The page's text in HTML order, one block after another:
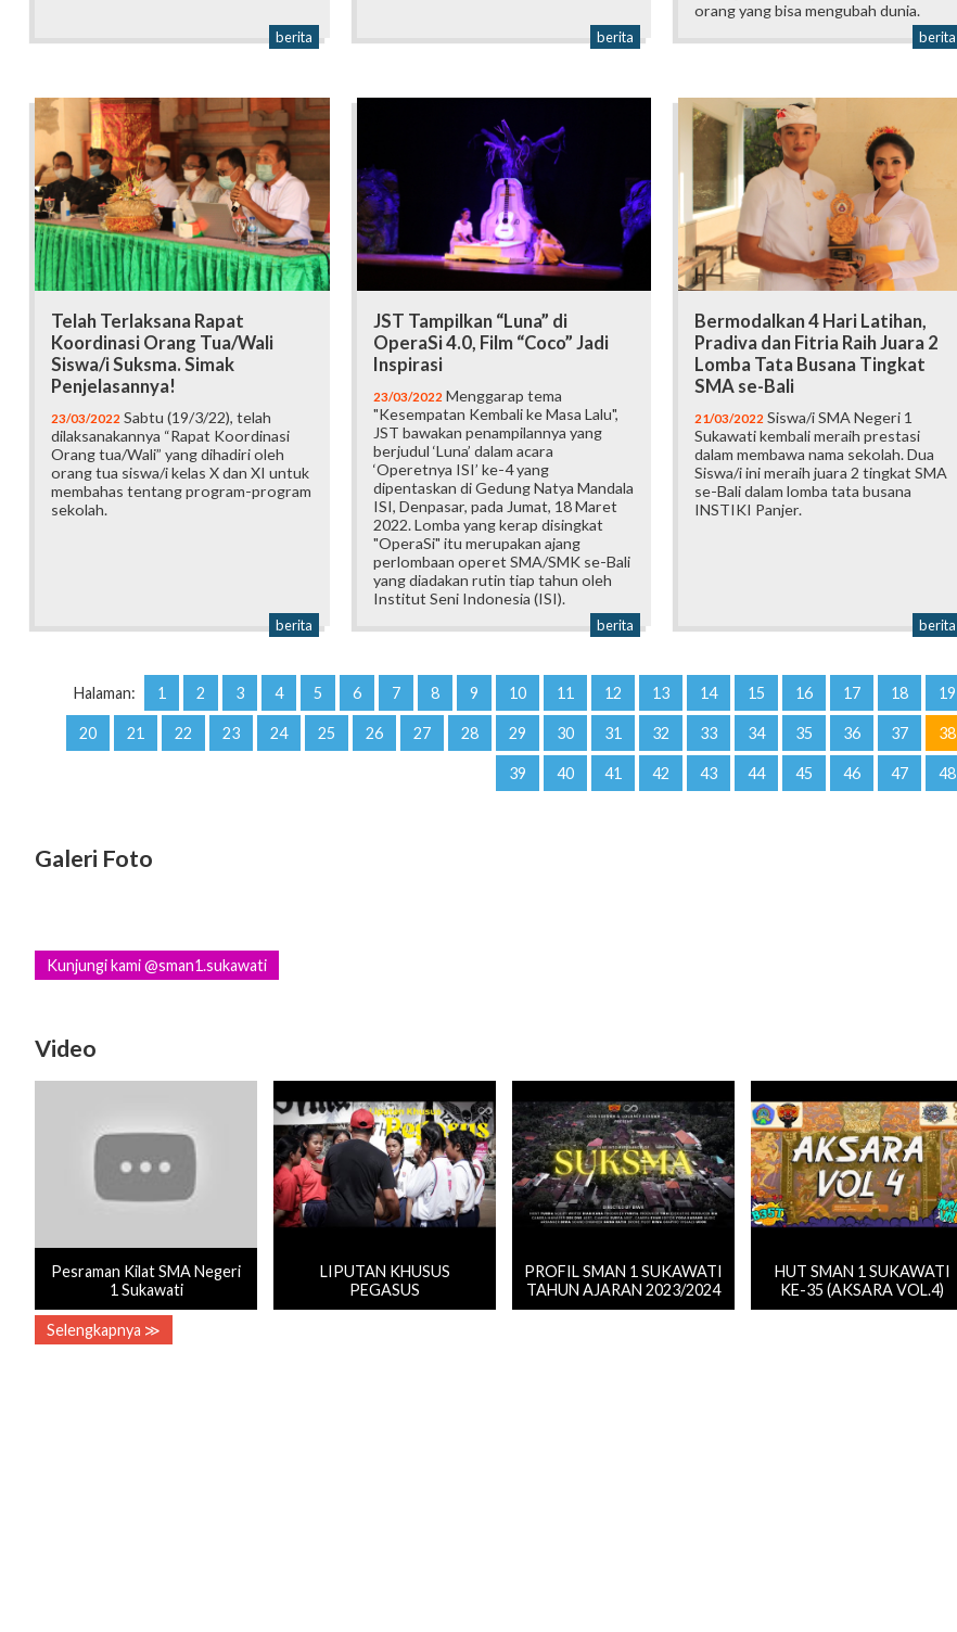
berita berita
orang yang bisa mengubah dunia.
berita
Telah Terlaksana Rapat
Koordinasi Orang Tua/Wali
Siswa/i Suksma. Simak
Penjelasannya!
23/03/2022 Sabtu (19/3/22), telah
dilaksanakannya “Rapat Koordinasi
Orang tua/Wali” yang dihadiri oleh
orang tua siswa/i kelas X dan XI untuk
membahas tentang program-program
sekolah.
berita
JST Tampilkan “Luna” di
OperaSi 4.0, Film “Coco” Jadi
Inspirasi
23/03/2022 Menggarap tema
"Kesempatan Kembali ke Masa Lalu",
JST bawakan penampilannya yang
berjudul ‘Luna’ dalam acara
‘Operetnya ISI’ ke-4 yang
dipentaskan di Gedung Natya Mandala
ISI, Denpasar, pada Jumat, 18 Maret
2022. Lomba yang kerap disingkat
"OperaSi" itu merupakan ajang
perlombaan operet SMA/SMK se-Bali
yang diadakan rutin tiap tahun oleh
Institut Seni Indonesia (ISI).
berita
Bermodalkan 4 Hari Latihan,
Pradiva dan Fitria Raih Juara 2
Lomba Tata Busana Tingkat
SMA se-Bali
21/03/2022 Siswa/i SMA Negeri 1
Sukawati kembali meraih prestasi
dalam membawa nama sekolah. Dua
Siswa/i ini meraih juara 2 tingkat SMA
se-Bali dalam lomba tata busana
INSTIKI Panjer.
berita
Halaman: 1 2 3 4 5 6 7 8 9 10 11 12 13 14 15 16 17 18 19
20 21 22 23 24 25 26 27 28 29 30 31 32 33 34 35 36 37 38
39 40 41 42 43 44 45 46 47 48
Galeri Foto
Kunjungi kami @sman1.sukawati
Video
Pesraman Kilat SMA Negeri
1 Sukawati
LIPUTAN KHUSUS
PEGASUS
PROFIL SMAN 1 SUKAWATI
TAHUN AJARAN 2023/2024
HUT SMAN 1 SUKAWATI
KE-35 (AKSARA VOL.4)
Selengkapnya ≫